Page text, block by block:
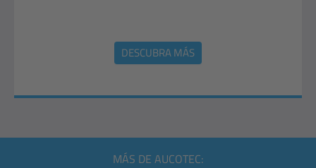
DESCUBRA MÁS
MÁS DE AUCOTEC: